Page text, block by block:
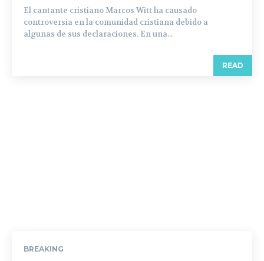
El cantante cristiano Marcos Witt ha causado
controversia en la comunidad cristiana debido a
algunas de sus declaraciones. En una...
READ
BREAKING